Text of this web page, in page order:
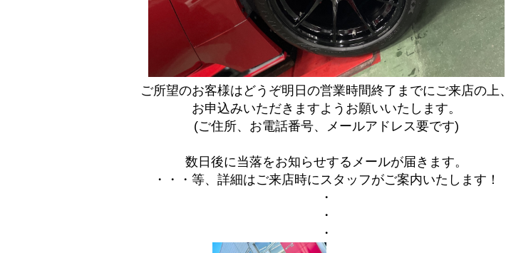
ご所望のお客様はどうぞ明日の営業時間終了までにご来店の上、
お申込みいただきますようお願いいたします。
(ご住所、お電話番号、メールアドレス要です)
数日後に当落をお知らせするメールが届きます。
・・・等、詳細はご来店時にスタッフがご案内いたします！
・
・
・